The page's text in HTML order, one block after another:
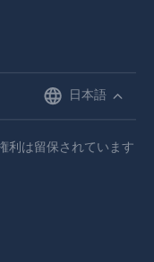
日本語
利は留保されています